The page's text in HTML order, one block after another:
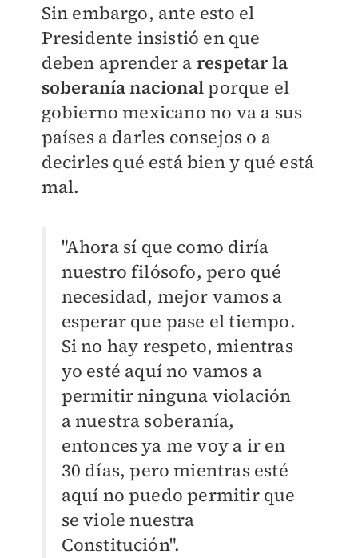
Sin embargo, ante esto el
Presidente insistió en que
deben aprender a respetar la
soberanía nacional porque el
gobierno mexicano no va a sus
países a darles consejos o a
decirles qué está bien y qué está
mal.
"Ahora sí que como diría
nuestro filósofo, pero qué
necesidad, mejor vamos a
esperar que pase el tiempo.
Si no hay respeto, mientras
yo esté aquí no vamos a
permitir ninguna violación
a nuestra soberanía,
entonces ya me voy a ir en
30 días, pero mientras esté
aquí no puedo permitir que
se viole nuestra
Constitución".